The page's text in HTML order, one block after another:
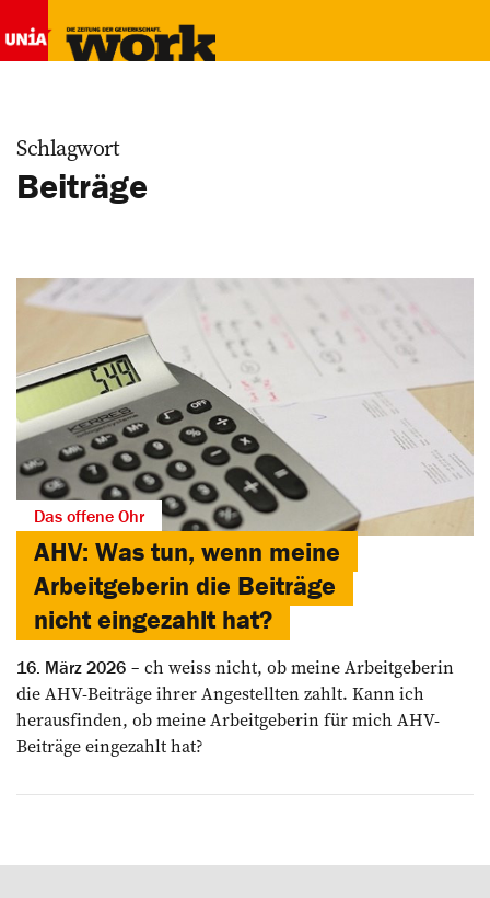
Schlagwort
Beiträge
Das offene Ohr
AHV: Was tun, wenn meine
Arbeitgeberin die Beiträge
nicht ­eingezahlt hat?
16. März 2026
ch weiss nicht, ob meine Arbeitgeberin
die AHV-Beiträge ihrer Angestellten zahlt. Kann ich
herausfinden, ob ­meine Arbeitgeberin für mich AHV-
Beiträge eingezahlt hat?